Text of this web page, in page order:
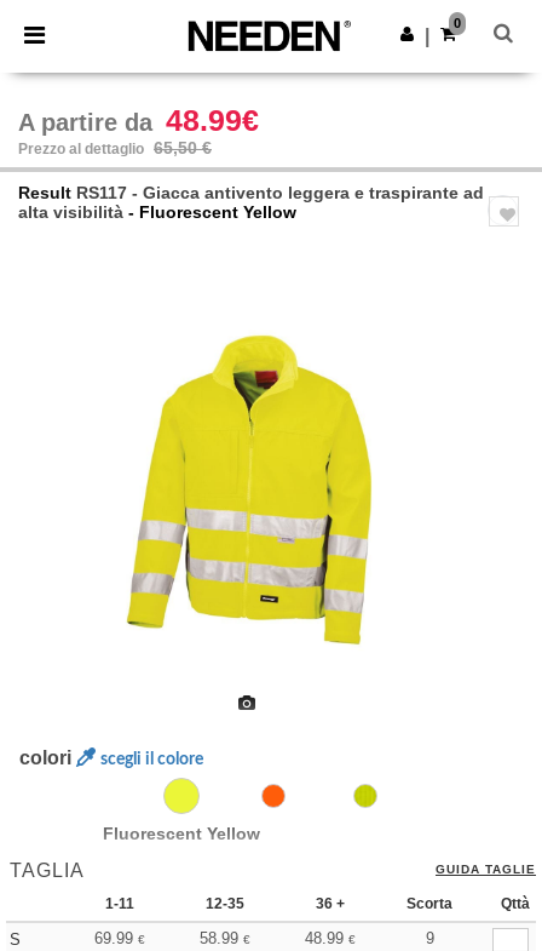
× App Needen
Prezzi migliori sull'app!
Scarica app
0
A partire da 48.99€
Prezzo al dettaglio 65,50 €
Result RS117 - Giacca antivento leggera e traspirante ad
alta visibilità - Fluorescent Yellow
colori scegli il colore
Fluorescent Yellow
TAGLIA GUIDA TAGLIE
1-11 12-35 36 + Scorta Qttà
S 69.99 € 58.99 € 48.99 €
9